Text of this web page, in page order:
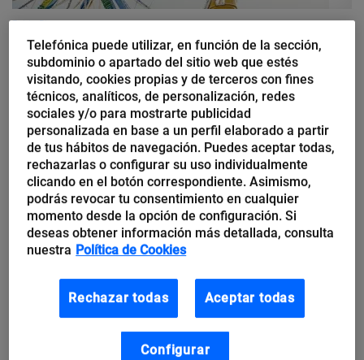
Pablo Blasco
Deberíamos ser o no ser una
organización centrada en el
cliente
“No hay vuelta atrás, debemos pensar en el cliente y orientar
toda la compañía hacia él”. Una declaración de intenciones que
muchas empresas están incorporando en sus estrategias con
el...
Telefónica puede utilizar, en función de la sección,
subdominio o apartado del sitio web que estés
visitando, cookies propias y de terceros con fines
técnicos, analíticos, de personalización, redes
sociales y/o para mostrarte publicidad
personalizada en base a un perfil elaborado a partir
de tus hábitos de navegación. Puedes aceptar todas,
rechazarlas o configurar su uso individualmente
clicando en el botón correspondiente. Asimismo,
podrás revocar tu consentimiento en cualquier
momento desde la opción de configuración. Si
deseas obtener información más detallada, consulta
nuestra Política de Cookies
Rechazar todas Aceptar todas
Configurar